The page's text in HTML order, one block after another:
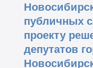
публичных
проекту
депутатов